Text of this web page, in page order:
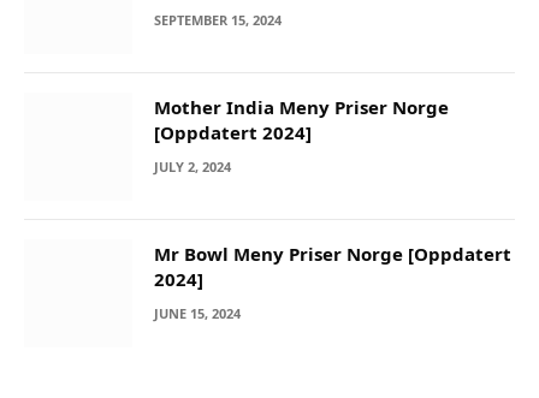
SEPTEMBER 15, 2024
Mother India Meny Priser Norge
[Oppdatert 2024]
JULY 2, 2024
Mr Bowl Meny Priser Norge [Oppdatert
2024]
JUNE 15, 2024